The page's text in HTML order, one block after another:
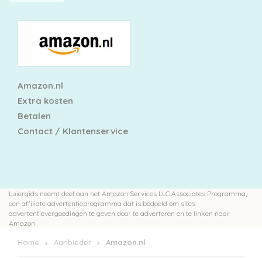
Amazon.nl
Extra kosten
Betalen
Contact / Klantenservice
Luiergids neemt deel aan het Amazon Services LLC Associates Programma,
een affiliate advertentieprogramma dat is bedoeld om sites
advertentievergoedingen te geven door te adverteren en te linken naar
Amazon.
Home Aanbieder Amazon.nl